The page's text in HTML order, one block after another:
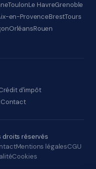
ToulonLe HavreGrenoble
en-ProvenceBrestTours
OrléansRouen
d'impôt
Contact
droits réservés
Mentions légalesCGU
Cookies